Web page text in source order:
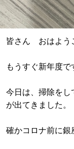
皆さん おはよう
もうすぐ新年度で
今日は、掃除をし
が出てきました。
確かコロナ前に銀